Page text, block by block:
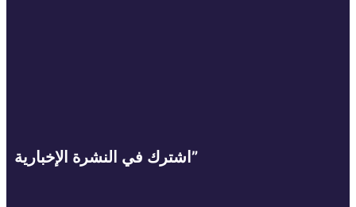
اشترك في النشرة الإخبارية”